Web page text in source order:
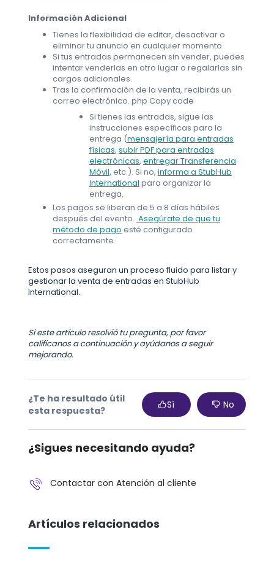
Información Adicional
Tienes la flexibilidad de editar, desactivar o
eliminar tu anuncio en cualquier momento.
Si tus entradas permanecen sin vender, puedes
intentar venderlas en otro lugar o regalarlas sin
cargos adicionales.
Tras la confirmación de la venta, recibirás un
correo electrónico. php Copy code
Si tienes las entradas, sigue las
instrucciones específicas para la
entrega (mensajería para entradas
físicas, subir PDF para entradas
electrónicas, entregar Transferencia
Móvil, etc.). Si no, informa a StubHub
International para organizar la
entrega.
Los pagos se liberan de 5 a 8 días hábiles
después del evento. Asegúrate de que tu
método de pago esté configurado
correctamente.
Estos pasos aseguran un proceso fluido para listar y
gestionar la venta de entradas en StubHub
International.
Si este artículo resolvió tu pregunta, por favor
califícanos a continuación y ayúdanos a seguir
mejorando.
¿Te ha resultado útil
esta respuesta?
Sí No
¿Sigues necesitando ayuda?
Contactar con Atención al cliente
Artículos relacionados